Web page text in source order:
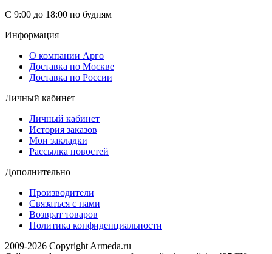
С 9:00 до 18:00 по будням
Информация
О компании Арго
Доставка по Москве
Доставка по России
Личный кабинет
Личный кабинет
История заказов
Мои закладки
Рассылка новостей
Дополнительно
Производители
Связаться с нами
Возврат товаров
Политика конфиденциальности
2009-2026 Copyright Armeda.ru